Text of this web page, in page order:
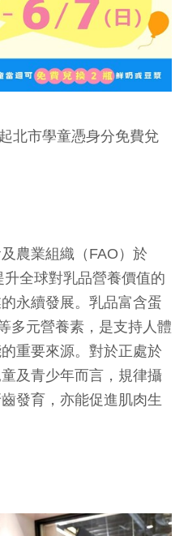
北市學童憑身分免費兌
農業組織（FAO）於
全球對乳品營養價值的
永續發展。乳品富含蛋
多元營養素，是支持人體
重要來源。對於正處於
及青少年而言，規律攝
發育，亦能促進肌肉生